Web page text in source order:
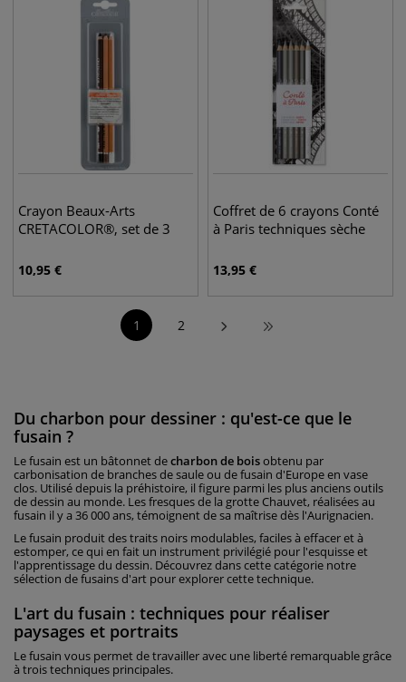
Crayon Beaux-Arts
CRETACOLOR®, set de 3
10,95 €
Coffret de 6 crayons Conté
à Paris techniques sèche
13,95 €
1 2
Du charbon pour dessiner : qu'est-ce que le
fusain ?
Le fusain est un bâtonnet decharbon de boisobtenu par
carbonisation de branches de saule ou de fusain d'Europe en vase
clos. Utilisé depuis la préhistoire, il figure parmi les plus anciens outils
de dessin au monde. Les fresques de la grotte Chauvet, réalisées au
fusain il y a 36 000 ans, témoignent de sa maîtrise dès l'Aurignacien.
Le fusain produit des traits noirs modulables, faciles à effacer et à
estomper, ce qui en fait un instrument privilégié pour l'esquisse et
l'apprentissage du dessin. Découvrez dans cette catégorie notre
sélection de fusains d'art pour explorer cette technique.
L'art du fusain : techniques pour réaliser
paysages et portraits
Le fusain vous permet de travailler avec une liberté remarquable grâce
à trois techniques principales.